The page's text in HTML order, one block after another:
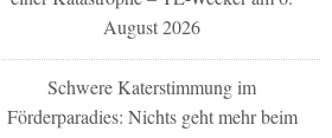
August 2026
Schwere Katerstimmung im
Förderparadies: Nichts geht mehr beim